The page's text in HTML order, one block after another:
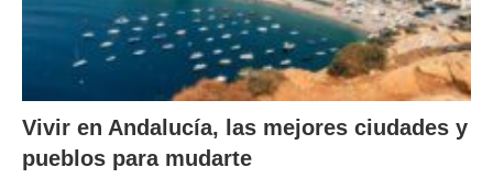
Vivir en Andalucía, las mejores ciudades y
pueblos para mudarte